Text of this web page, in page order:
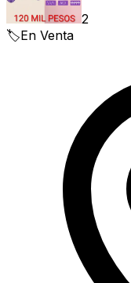
2
🏷️En Venta